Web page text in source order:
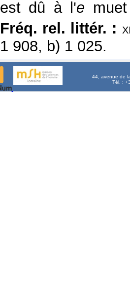
est dû à l'e
Fréq. rel. littér. :
1 908, b) 1 025.
44, avenue de
Tél. :